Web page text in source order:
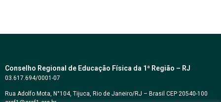
Conselho Regional de Educação Física da 1ª Região – RJ
03.617.694/0001-07
Rua Adolfo Mota, N°104, Tijuca, Rio de Janeiro/RJ – Brasil CEP 20540-100